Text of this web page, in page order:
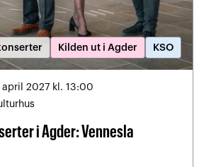
Kilden ut i Agder KSO
april 2027 kl. 13:00
i Agder: Vennesla